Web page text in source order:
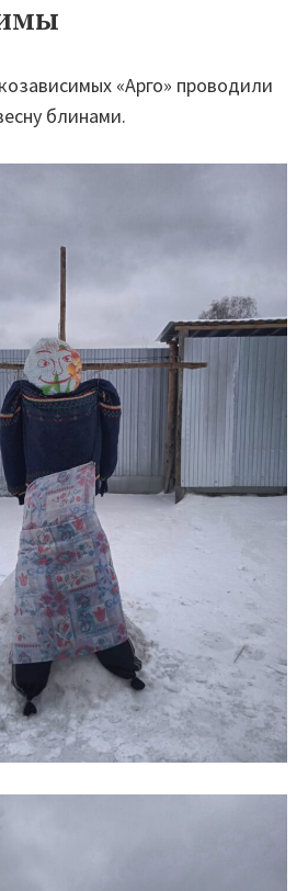
«Арго» проводили
блинами.